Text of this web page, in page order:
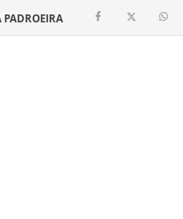
PADROEIRA